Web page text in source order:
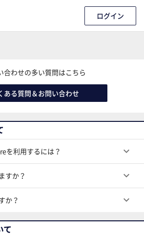
ログイン
合わせの多い質問はこちら
ある質問＆お問い合わせ
を利用するには？ keyboard_arrow_down
すか？ keyboard_arrow_down
か？ keyboard_arrow_down
て